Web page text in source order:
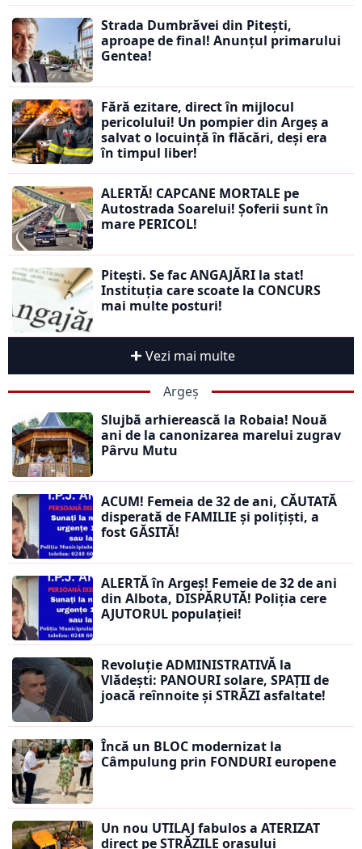
Strada Dumbrăvei din Pitești,
aproape de final! Anunțul primarului
Gentea!
Fără ezitare, direct în mijlocul
pericolului! Un pompier din Argeș a
salvat o locuință în flăcări, deși era
în timpul liber!
ALERTĂ! CAPCANE MORTALE pe
Autostrada Soarelui! Șoferii sunt în
mare PERICOL!
Pitești. Se fac ANGAJĂRI la stat!
Instituția care scoate la CONCURS
mai multe posturi!
Vezi mai multe
Argeș
Slujbă arhierească la Robaia! Nouă
ani de la canonizarea marelui zugrav
Pârvu Mutu
ACUM! Femeia de 32 de ani, CĂUTATĂ
disperată de FAMILIE și polițiști, a
fost GĂSITĂ!
ALERTĂ în Argeș! Femeie de 32 de ani
din Albota, DISPĂRUTĂ! Poliția cere
AJUTORUL populației!
Revoluție ADMINISTRATIVĂ la
Vlădești: PANOURI solare, SPAȚII de
joacă reînnoite și STRĂZI asfaltate!
Încă un BLOC modernizat la
Câmpulung prin FONDURI europene
Un nou UTILAJ fabulos a ATERIZAT
direct pe STRĂZILE orașului